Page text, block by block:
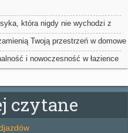
która nigdy nie wychodzi z
Twoją przestrzeń w domowe
i nowoczesność w łazience
czytane